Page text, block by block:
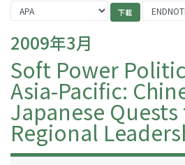
2009年3月
Soft Power
Asia-Pacific:
Japanese
Regional